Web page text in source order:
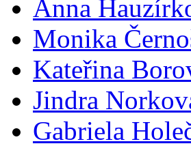
Anna
Monika
Kateřina
Jindra
Gabriela